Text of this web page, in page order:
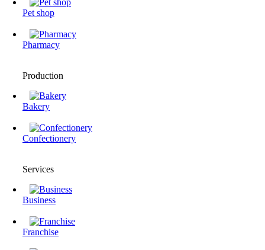
Pet shop
Pharmacy
Production
Bakery
Confectionery
Services
Business
Franchise